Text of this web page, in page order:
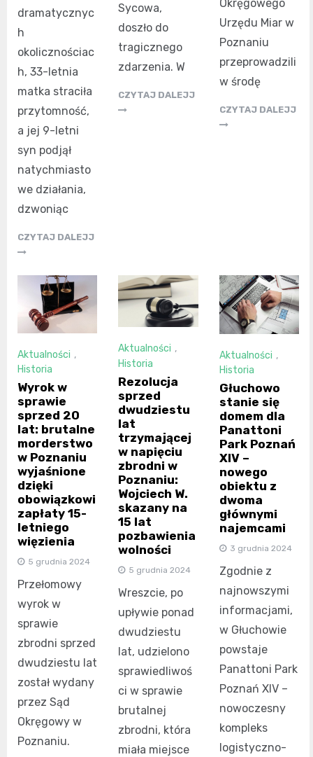
dramatycznyc
h
okolicznościac
h, 33-letnia
matka straciła
przytomność,
a jej 9-letni
syn podjął
natychmiasto
we działania,
dzwoniąc
CZYTAJ DALEJJ
Sycowa,
doszło do
tragicznego
zdarzenia. W
CZYTAJ DALEJJ
Okręgowego
Urzędu Miar w
Poznaniu
przeprowadzili
w środę
CZYTAJ DALEJJ
Aktualności ,
Historia
Wyrok w
sprawie
sprzed 20
lat: brutalne
morderstwo
w Poznaniu
wyjaśnione
dzięki
obowiązkowi
zapłaty 15-
letniego
więzienia
5 grudnia 2024
Przełomowy
wyrok w
sprawie
zbrodni sprzed
dwudziestu lat
został wydany
przez Sąd
Okręgowy w
Poznaniu.
Aktualności ,
Historia
Rezolucja
sprzed
dwudziestu
lat
trzymającej
w napięciu
zbrodni w
Poznaniu:
Wojciech W.
skazany na
15 lat
pozbawienia
wolności
5 grudnia 2024
Wreszcie, po
upływie ponad
dwudziestu
lat, udzielono
sprawiedliwoś
ci w sprawie
brutalnej
zbrodni, która
miała miejsce
Aktualności ,
Historia
Głuchowo
stanie się
domem dla
Panattoni
Park Poznań
XIV –
nowego
obiektu z
dwoma
głównymi
najemcami
3 grudnia 2024
Zgodnie z
najnowszymi
informacjami,
w Głuchowie
powstaje
Panattoni Park
Poznań XIV –
nowoczesny
kompleks
logistyczno-